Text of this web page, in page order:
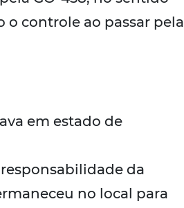
o controle ao passar pela
em estado de
da
no local para